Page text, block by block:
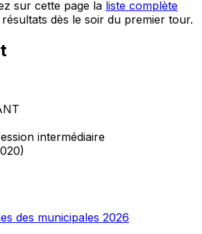
sur cette page la liste complète
dès le soir du premier tour.
intermédiaire
des municipales 2026